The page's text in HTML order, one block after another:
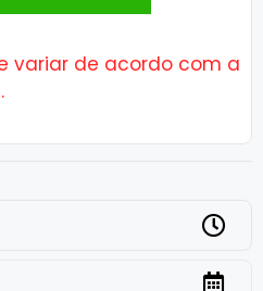
variar de acordo com a